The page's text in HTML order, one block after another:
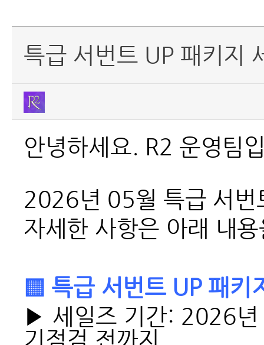
특급 서번트 UP 패키지
안녕하세요. R2 운영팀
2026년 05월 특급 서
자세한 사항은 아래 내
▒ 특급 서번트 UP 패
▶ 세일즈 기간: 2026
기점검 전까지